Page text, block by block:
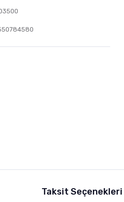
Taksit Seçenekleri